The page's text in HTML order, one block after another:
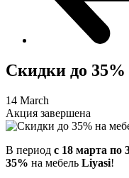
Скидки до
14 March
Акция завершена
В период c 18 марта по
35% на мебель Liyasi!